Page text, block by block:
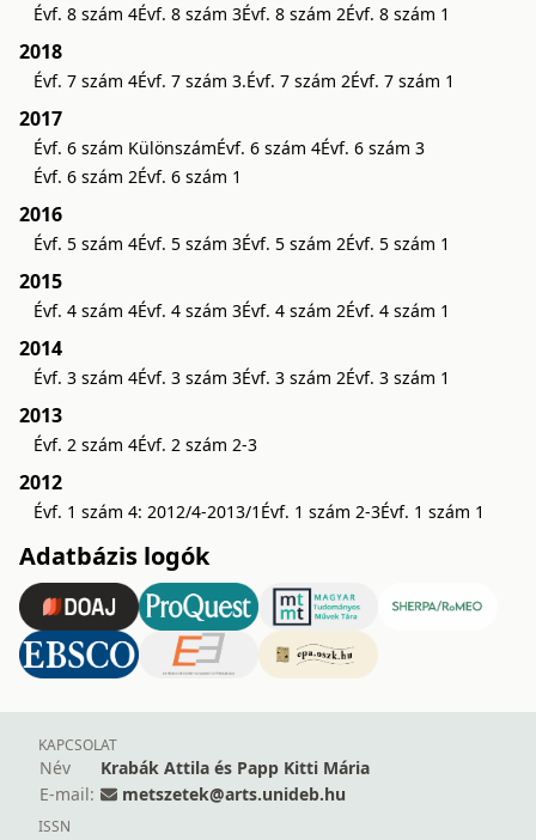
Évf. 8 szám 4Évf. 8 szám 3Évf. 8 szám 2Évf. 8 szám 1
2018
Évf. 7 szám 4Évf. 7 szám 3.Évf. 7 szám 2Évf. 7 szám 1
2017
Évf. 6 szám KülönszámÉvf. 6 szám 4Évf. 6 szám 3
Évf. 6 szám 2Évf. 6 szám 1
2016
Évf. 5 szám 4Évf. 5 szám 3Évf. 5 szám 2Évf. 5 szám 1
2015
Évf. 4 szám 4Évf. 4 szám 3Évf. 4 szám 2Évf. 4 szám 1
2014
Évf. 3 szám 4Évf. 3 szám 3Évf. 3 szám 2Évf. 3 szám 1
2013
Évf. 2 szám 4Évf. 2 szám 2-3
2012
Évf. 1 szám 4: 2012/4-2013/1 Évf. 1 szám 2-3Évf. 1 szám 1
Adatbázis logók
KAPCSOLAT
Név
Krabák Attila és Papp Kitti Mária
E-mail:
metszetek@arts.unideb.hu
ISSN